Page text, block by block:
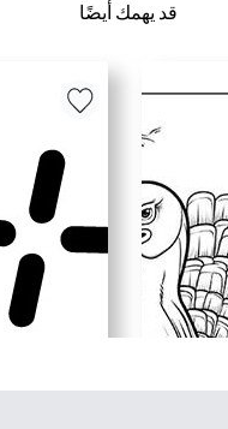
قد يهمك أيضًا